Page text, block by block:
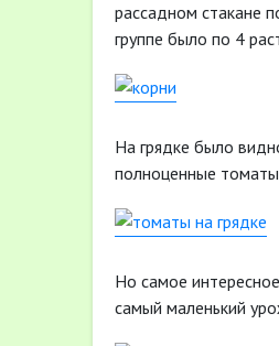
рассадном стакане
группе было по 4
На грядке было
полноценные
Но самое
самый маленький